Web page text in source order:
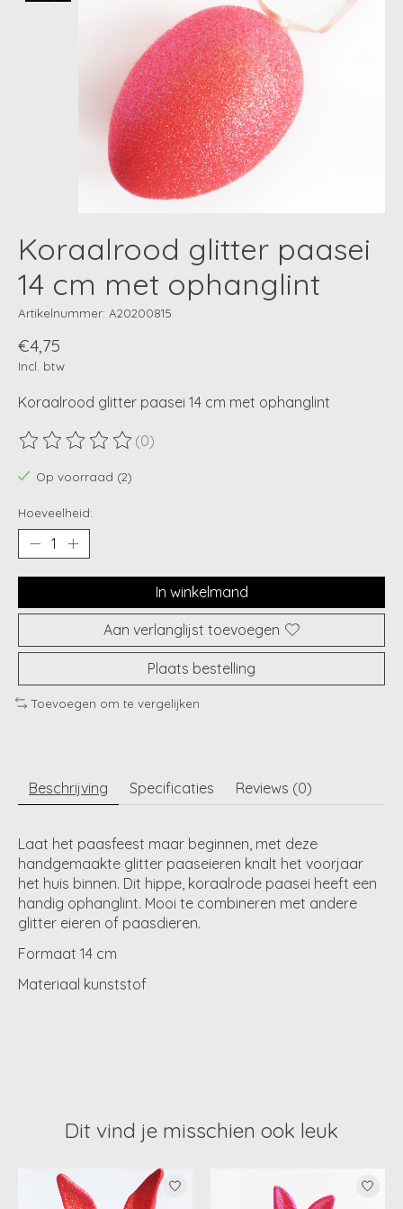
Koraalrood glitter paasei
14 cm met ophanglint
Artikelnummer: A20200815
€4,75
Incl. btw
Koraalrood glitter paasei 14 cm met ophanglint
De beoordeling van dit product is
(0)
Op voorraad (2)
Hoeveelheid:
In winkelmand
Aan verlanglijst toevoegen
Plaats bestelling
Toevoegen om te vergelijken
Beschrijving Specificaties Reviews (0)
Laat het paasfeest maar beginnen, met deze
handgemaakte glitter paaseieren knalt het voorjaar
het huis binnen. Dit hippe, koraalrode paasei heeft een
handig ophanglint. Mooi te combineren met andere
glitter eieren of paasdieren.
Formaat 14 cm
Materiaal kunststof
Dit vind je misschien ook leuk
Items van productcarrousel